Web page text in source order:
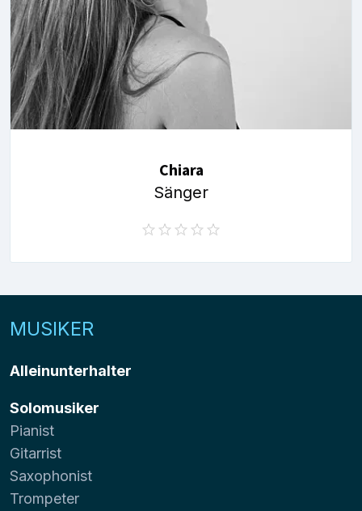
Chiara
Sänger
MUSIKER
Alleinunterhalter
Solomusiker
Pianist
Gitarrist
Saxophonist
Trompeter